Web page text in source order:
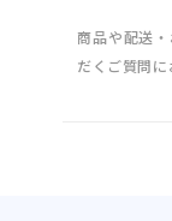
商品や配送
だくご質問に